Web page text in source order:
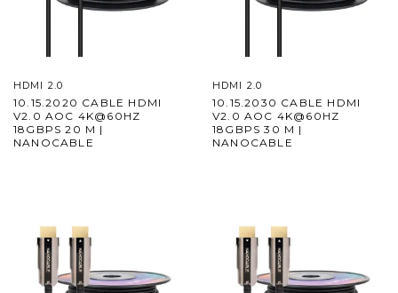
HDMI 2.0
10.15.2020 CABLE HDMI
V2.0 AOC 4K@60HZ
18GBPS 20 M |
NANOCABLE
HDMI 2.0
10.15.2030 CABLE HDMI
V2.0 AOC 4K@60HZ
18GBPS 30 M |
NANOCABLE